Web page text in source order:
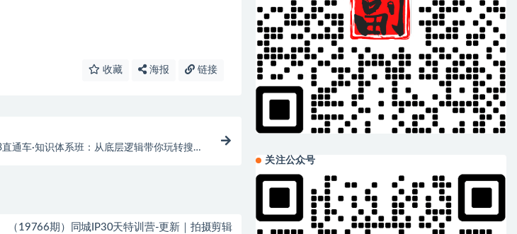
收藏 海报 链接
直通车·知识体系班：从底层逻辑带你玩转搜索
（19766期）同城IP30天特训营-更新｜拍摄剪辑
关注公众号